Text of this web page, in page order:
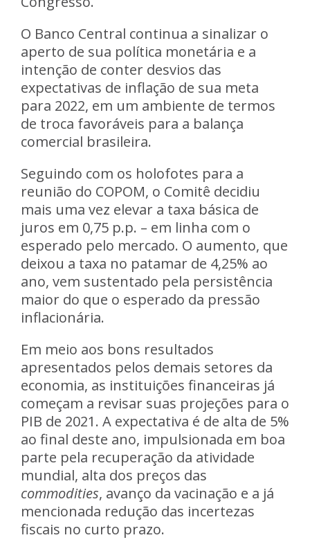
O Banco Central continua a sinalizar o
aperto de sua política monetária e a
intenção de conter desvios das
expectativas de inflação de sua meta
para 2022, em um ambiente de termos
de troca favoráveis para a balança
comercial brasileira.
Seguindo com os holofotes para a
reunião do COPOM, o Comitê decidiu
mais uma vez elevar a taxa básica de
juros em 0,75 p.p. – em linha com o
esperado pelo mercado. O aumento, que
deixou a taxa no patamar de 4,25% ao
ano, vem sustentado pela persistência
maior do que o esperado da pressão
inflacionária.
Em meio aos bons resultados
apresentados pelos demais setores da
economia, as instituições financeiras já
começam a revisar suas projeções para o
PIB de 2021. A expectativa é de alta de 5%
ao final deste ano, impulsionada em boa
parte pela recuperação da atividade
mundial, alta dos preços das
commodities, avanço da vacinação e a já
mencionada redução das incertezas
fiscais no curto prazo.